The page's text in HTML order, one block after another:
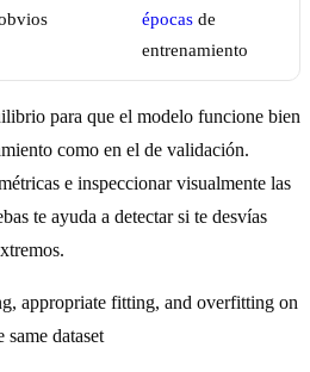
épocas de
entrenamiento
para que el modelo funcione bien
como en el de validación.
e inspeccionar visualmente las
te ayuda a detectar si te desvías